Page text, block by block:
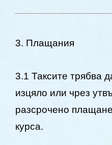
3. Плащания
3.1 Таксите трябва
изцяло или чрез
разсрочено
курса.